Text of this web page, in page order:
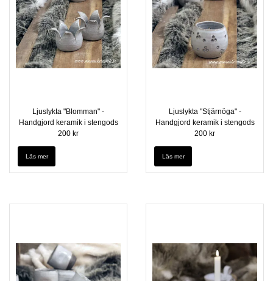
Ljuslykta "Blomman" -
Handgjord keramik i stengods
200 kr
Läs mer
Ljuslykta "Stjärnöga" -
Handgjord keramik i stengods
200 kr
Läs mer